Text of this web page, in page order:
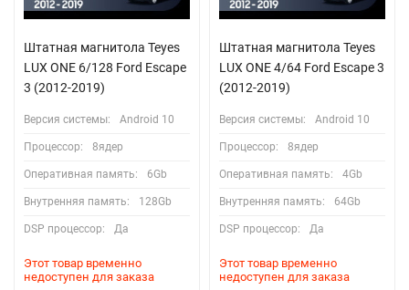
Штатная магнитола Teyes
LUX ONE 6/128 Ford Escape
3 (2012-2019)
Версия системы: Android 10
Процессор: 8ядер
Оперативная память: 6Gb
Внутренняя память: 128Gb
DSP процессор: Да
Этот товар временно
недоступен для заказа
Штатная магнитола Teyes
LUX ONE 4/64 Ford Escape 3
(2012-2019)
Версия системы: Android 10
Процессор: 8ядер
Оперативная память: 4Gb
Внутренняя память: 64Gb
DSP процессор: Да
Этот товар временно
недоступен для заказа